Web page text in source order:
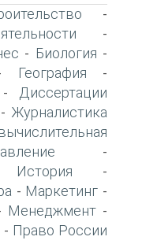
-
-
- Биология -
География -
-
Диссертации
- Журналистика
-
История -
- Маркетинг -
Менеджмент -
- Право России